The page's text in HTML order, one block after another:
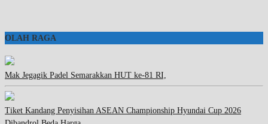
OLAH RAGA
Mak Jegagik Padel Semarakkan HUT ke-81 RI,
Tiket Kandang Penyisihan ASEAN Championship Hyundai Cup 2026